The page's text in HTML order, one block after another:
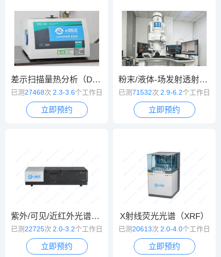
差示扫描量热分析（DSC）
已测27468次 2.3-3.6个工作日
立即预约
粉末/液体-场发射透射电镜（TEM）
已测71532次 2.9-6.2个工作日
立即预约
紫外/可见/近红外光谱（UV/VIS/NIR）
已测 22725次 2.0-3.2个工作日
立即预约
X射线荧光光谱（XRF）
已测 20613次 2.0-4.0个工作日
立即预约